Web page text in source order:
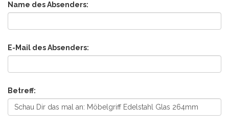
Name des Absenders:
E-Mail des Absenders:
Betreff: